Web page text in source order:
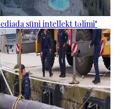
süni intellekt təlimi"